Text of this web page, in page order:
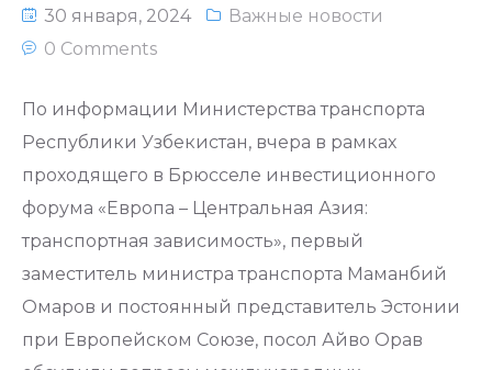
30 января, 2024
Важные новости
0 Comments
По информации Министерства транспорта
Республики Узбекистан, вчера в рамках
проходящего в Брюсселе инвестиционного
форума «Европа – Центральная Азия:
транспортная зависимость», первый
заместитель министра транспорта Маманбий
Омаров и постоянный представитель Эстонии
при Европейском Союзе, посол Айво Орав